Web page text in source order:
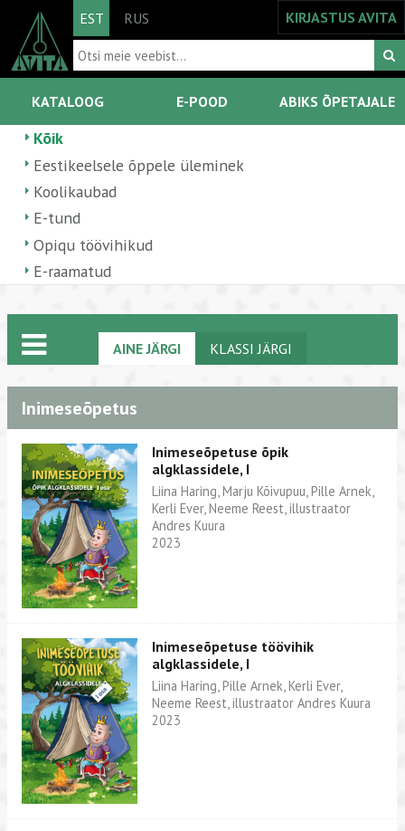
EST RUS KIRJASTUS AVITA
KATALOOG E-POOD ABIKS ÕPETAJALE
Kõik
Eestikeelsele õppele üleminek
Koolikaubad
E-tund
Opiqu töövihikud
E-raamatud
AINE JÄRGI KLASSI JÄRGI
Inimeseõpetus
Inimeseõpetuse õpik
algklassidele, I
Liina Haring, Marju Kõivupuu, Pille Arnek,
Kerli Ever, Neeme Reest, illustraator
Andres Kuura
2023
Inimeseõpetuse töövihik
algklassidele, I
Liina Haring, Pille Arnek, Kerli Ever,
Neeme Reest, illustraator Andres Kuura
2023